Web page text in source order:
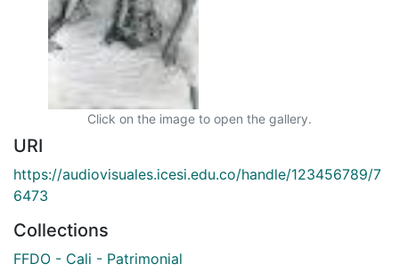
Click on the image to open the gallery.
URI
https://audiovisuales.icesi.edu.co/handle/123456789/7
6473
Collections
FFDO - Cali - Patrimonial